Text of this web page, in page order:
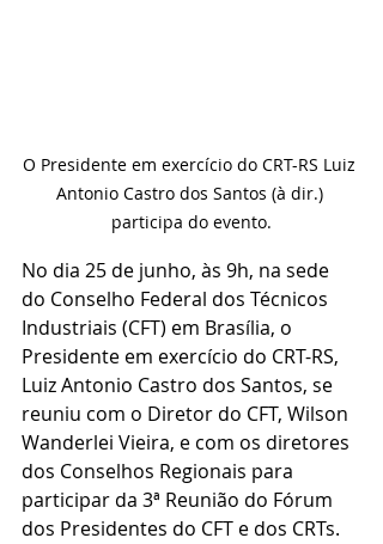
O Presidente em exercício do CRT-RS Luiz
Antonio Castro dos Santos (à dir.)
participa do evento.
No dia 25 de junho, às 9h, na sede
do Conselho Federal dos Técnicos
Industriais (CFT) em Brasília, o
Presidente em exercício do CRT-RS,
Luiz Antonio Castro dos Santos, se
reuniu com o Diretor do CFT, Wilson
Wanderlei Vieira, e com os diretores
dos Conselhos Regionais para
participar da 3ª Reunião do Fórum
dos Presidentes do CFT e dos CRTs.